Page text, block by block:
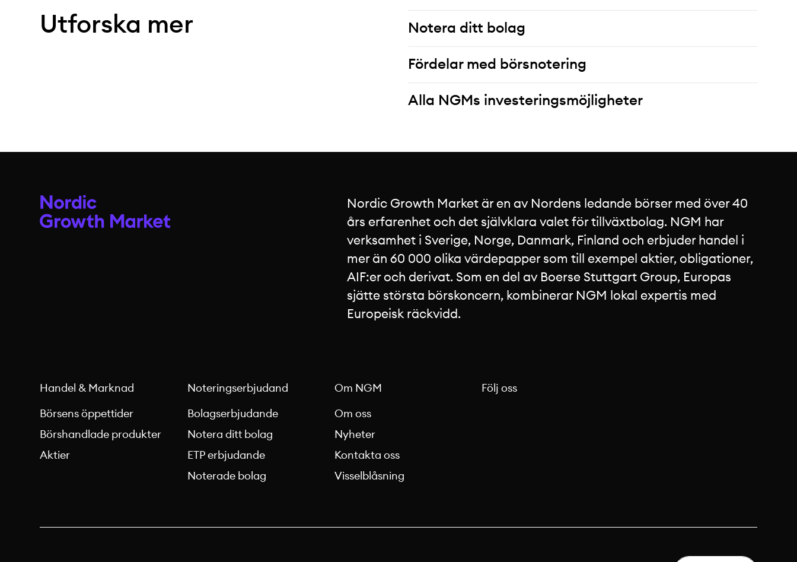
Utforska mer Notera ditt bolag
Fördelar med börsnotering
Alla NGMs investeringsmöjligheter
Nordic Growth Market är en av Nordens ledande börser med över 40
års erfarenhet och det självklara valet för tillväxtbolag. NGM har
verksamhet i Sverige, Norge, Danmark, Finland och erbjuder handel i
mer än 60 000 olika värdepapper som till exempel aktier, obligationer,
AIF:er och derivat. Som en del av Boerse Stuttgart Group, Europas
sjätte största börskoncern, kombinerar NGM lokal expertis med
Europeisk räckvidd.
Handel & Marknad
Börsens öppettider
Börshandlade produkter
Aktier
Noteringserbjudand
Bolagserbjudande
Notera ditt bolag
ETP erbjudande
Noterade bolag
Om NGM
Om oss
Nyheter
Kontakta oss
Visselblåsning
Följ oss